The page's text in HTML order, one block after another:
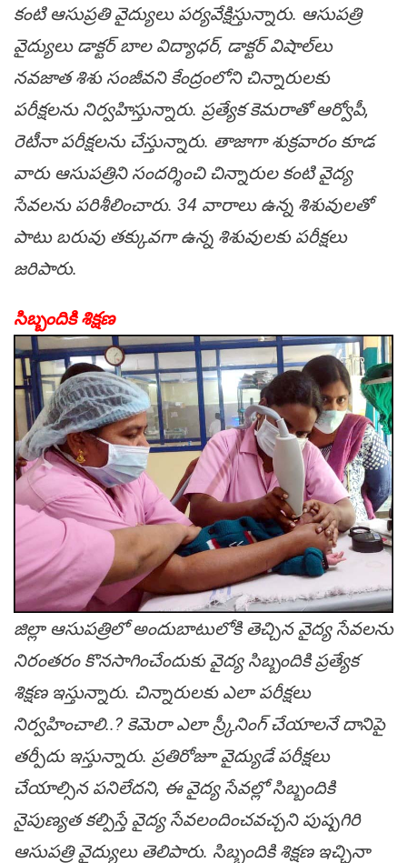
కంటి ఆసుప్ర‌తి వైద్యులు ప‌ర్య‌వేక్షిస్తున్నారు. ఆసుప‌త్రి
వైద్యులు డాక్ట‌ర్ బాల విద్యాధ‌ర్, డాక్ట‌ర్ విషాల్‌లు
న‌వ‌జాత శిశు సంజీవ‌ని కేంద్రంలోని చిన్నారుల‌కు
ప‌రీక్ష‌ల‌ను నిర్వ‌హిస్తున్నారు. ప్ర‌త్యేక కెమ‌రాతో ఆర్వోపీ,
రెటీనా ప‌రీక్ష‌ల‌ను చేస్తున్నారు. తాజాగా శుక్ర‌వారం కూడ
వారు ఆసుప‌త్రిని సంద‌ర్శించి చిన్నారుల కంటి వైద్య
సేవ‌ల‌ను పరిశీలించారు. 34 వారాలు ఉన్న శిశువుల‌తో
పాటు బ‌రువు త‌క్కువ‌గా ఉన్న శిశువుల‌కు ప‌రీక్ష‌లు
జ‌రిపారు.
సిబ్బందికి శిక్ష‌ణ
జిల్లా ఆసుప‌త్రిలో అందుబాటులోకి తెచ్చిన వైద్య సేవ‌ల‌ను
నిరంత‌రం కొన‌సాగించేందుకు వైద్య సిబ్బందికి ప్ర‌త్యేక
శిక్ష‌ణ ఇస్తున్నారు. చిన్నారుల‌కు ఎలా ప‌రీక్ష‌లు
నిర్వ‌హించాలి..? కెమెరా ఎలా స్ర్కీనింగ్ చేయాల‌నే దానిపై
త‌ర్పీదు ఇస్తున్నారు. ప్ర‌తిరోజూ వైద్యుడే ప‌రీక్ష‌లు
చేయాల్సిన ప‌నిలేద‌ని, ఈ వైద్య సేవ‌ల్లో సిబ్బందికి
నైపుణ్య‌త క‌ల్పిస్తే వైద్య సేవ‌లందించ‌వ‌చ్చ‌ని పుష్ప‌గిరి
ఆసుప‌త్రి వైద్యులు తెలిపారు. సిబ్బందికి శిక్ష‌ణ ఇచ్చినా